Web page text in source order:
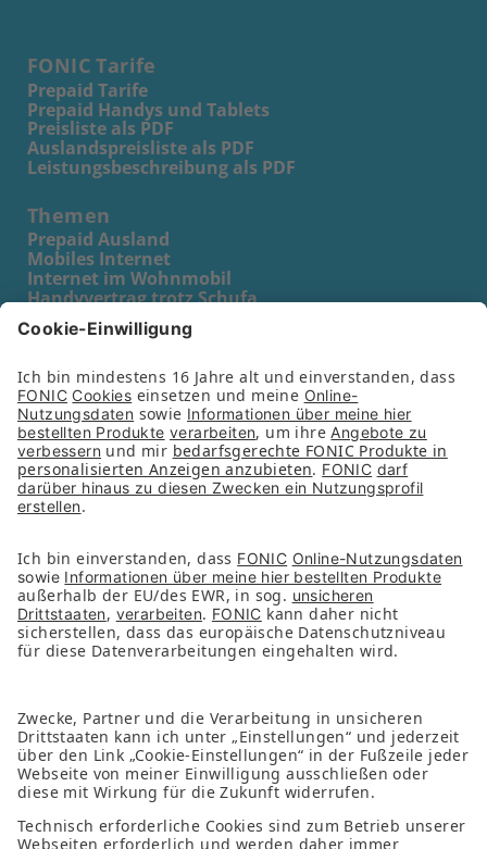
FONIC Tarife
Prepaid Tarife
Prepaid Handys und Tablets
Preisliste als PDF
Auslandspreisliste als PDF
Leistungsbeschreibung als PDF
Themen
Prepaid Ausland
Mobiles Internet
Internet im Wohnmobil
Handyvertrag trotz Schufa
Prepaid Karte für Kinder
Prepaid Karte für Schüler
Unternehmen
Partner
Presse
Kontakt
Nachhaltigkeit
FAQs
Downloads
FONIC App
Folge uns auf